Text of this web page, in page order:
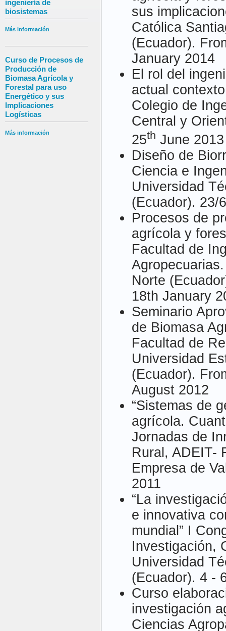
ingeniería de
biosistemas
Más información
Curso de Procesos de
Producción de
Biomasa Agrícola y
Forestal para uso
Energético y sus
Implicaciones
Logísticas
Más información
sus
Católica
(Ecuador).
January 2014
El rol del
actual
Colegio de
Central y
25th June 2013
Diseño de
Ciencia e
Universidad
(Ecuador). 23/
Procesos de
agrícola y
Facultad de
Norte
18th January
Seminario
de Biomasa
Facultad de
Universidad
(Ecuador).
August 2012
“Sistemas de
agrícola.
Jornadas de
Rural, ADEIT-
Empresa de
2011
“La
e innovativa
mundial” I
Investigación,
Universidad
(Ecuador). 4 -
Curso
investigación
Ciencias